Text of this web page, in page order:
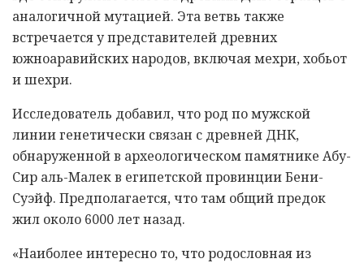
аналогичной мутацией. Эта ветвь также
встречается у представителей древних
южноаравийских народов, включая мехри, хобьот
и шехри.
Исследователь добавил, что род по мужской
линии генетически связан с древней ДНК,
обнаруженной в археологическом памятнике Абу-
Сир аль-Малек в египетской провинции Бени-
Суэйф. Предполагается, что там общий предок
жил около 6000 лет назад.
«Наиболее интересно то, что родословная из